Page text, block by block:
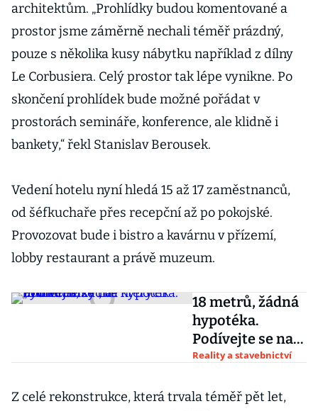
architektům. „Prohlídky budou komentované a
prostor jsme záměrně nechali téměř prázdný,
pouze s několika kusy nábytku například z dílny
Le Corbusiera. Celý prostor tak lépe vynikne. Po
skončení prohlídek bude možné pořádat v
prostorách semináře, konference, ale klidně i
bankety,“ řekl Stanislav Berousek.
Vedení hotelu nyní hledá 15 až 17 zaměstnanců,
od šéfkuchaře přes recepční až po pokojské.
Provozovat bude i bistro a kavárnu v přízemí,
lobby restaurant a právě muzeum.
18 metrů, žádná
hypotéka.
Podívejte se na
„minidomky“, ve
Češi
Reality a stavebnictví
Z celé rekonstrukce, která trvala téměř pět let,